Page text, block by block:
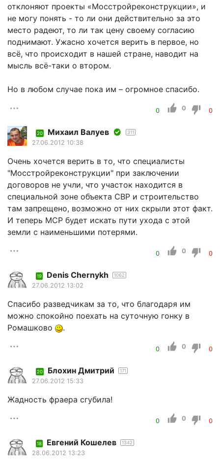
отклоняют проекты «Мосстройреконструкции», и
не могу понять - то ли они действительно за это
место радеют, то ли так цену своему согласию
поднимают. Ужасно хочется верить в первое, но
всё, что происходит в нашей стране, наводит на
мысль всё-таки о втором.
Но в любом случае пока им – огромное спасибо.
0 0 0
20 Михаил Валуев 311
27.06.2012 10:38
Очень хочется верить в то, что специалисты
"Мосстройреконструкции" при заключении
договоров не учли, что участок находится в
специальной зоне объекта СВР и строительство
там запрещено, возможно от них скрыли этот факт.
И теперь МСР будет искать пути ухода с этой
земли с наименьшими потерями.
0 0 0
19 Denis Chernykh 1062
27.06.2012 13:02
Спасибо разведчикам за то, что благодаря им
можно спокойно поехать на суточную гонку в
Ромашково
.
0 0 0
20 Блохин Дмитрий 171
27.06.2012 15:33
Жадность фраера сгубила!
0 0 0
18 Евгений Кошелев 1342
28.06.2012 13:23